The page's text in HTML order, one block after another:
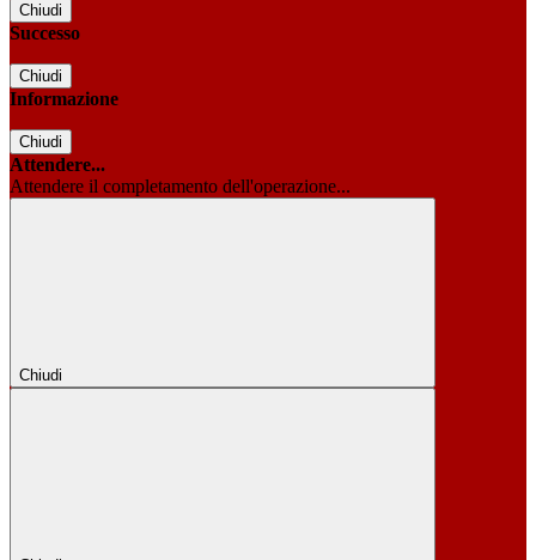
Chiudi
Successo
Chiudi
Informazione
Chiudi
Attendere...
Attendere il completamento dell'operazione...
Chiudi